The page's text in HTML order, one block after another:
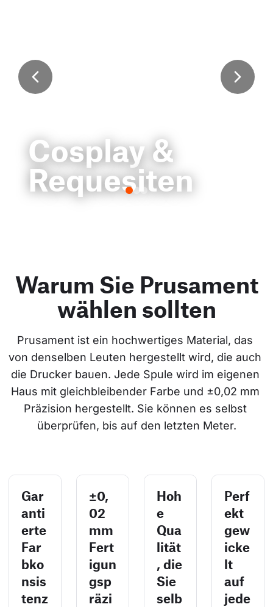
Cosplay &
Requesiten
Warum Sie Prusament
wählen sollten
Prusament ist ein hochwertiges Material, das
von denselben Leuten hergestellt wird, die auch
die Drucker bauen. Jede Spule wird im eigenen
Haus mit gleichbleibender Farbe und ±0,02 mm
Präzision hergestellt. Sie können es selbst
überprüfen, bis auf den letzten Meter.
Gar
anti
erte
Far
bko
nsis
tenz
±0,
02
mm
Fert
igun
gsp
räzi
Hoh
e
Qua
lität
, die
Sie
selb
Perf
ekt
gew
icke
lt
auf
jede